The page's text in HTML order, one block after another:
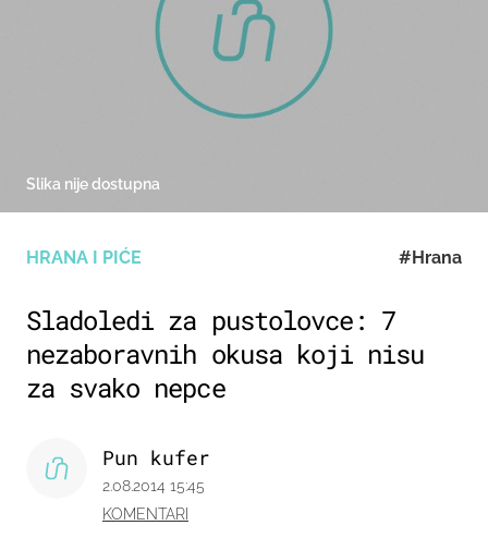
HRANA I PIĆE #Hrana
Sladoledi za pustolovce: 7
nezaboravnih okusa koji nisu
za svako nepce
Pun kufer
2.08.2014 15:45
KOMENTARI
Slika nije dostupna